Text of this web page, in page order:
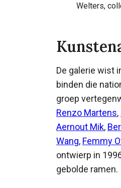
Welters,
De galerie wist
binden die
groep
Renzo Martens,
Aernout Mik,
Wang, Femmy
ontwierp in
gebolde ramen.